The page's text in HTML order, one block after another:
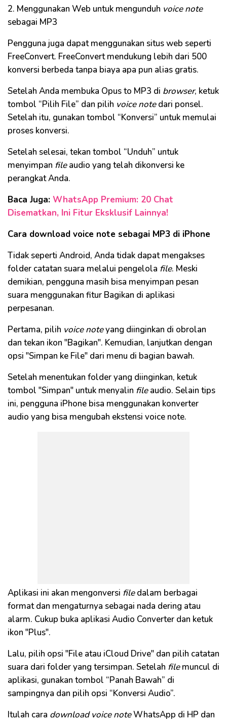
2. Menggunakan Web untuk mengunduh voice note
sebagai MP3
Pengguna juga dapat menggunakan situs web seperti
FreeConvert. FreeConvert mendukung lebih dari 500
konversi berbeda tanpa biaya apa pun alias gratis.
Setelah Anda membuka Opus to MP3 di browser, ketuk
tombol “Pilih File” dan pilih voice notedari ponsel.
Setelah itu, gunakan tombol “Konversi” untuk memulai
proses konversi.
Setelah selesai, tekan tombol “Unduh” untuk
menyimpan fileaudio yang telah dikonversi ke
perangkat Anda.
Baca Juga: WhatsApp Premium: 20 Chat
Disematkan, Ini Fitur Eksklusif Lainnya!
Cara download voice note sebagai MP3 di iPhone
Tidak seperti Android, Anda tidak dapat mengakses
folder catatan suara melalui pengelola file. Meski
demikian, pengguna masih bisa menyimpan pesan
suara menggunakan fitur Bagikan di aplikasi
perpesanan.
Pertama, pilih voice noteyang diinginkan di obrolan
dan tekan ikon "Bagikan". Kemudian, lanjutkan dengan
opsi "Simpan ke File" dari menu di bagian bawah.
Setelah menentukan folder yang diinginkan, ketuk
tombol "Simpan" untuk menyalin fileaudio. Selain tips
ini, pengguna iPhone bisa menggunakan konverter
audio yang bisa mengubah ekstensi voice note.
Aplikasi ini akan mengonversi filedalam berbagai
format dan mengaturnya sebagai nada dering atau
alarm. Cukup buka aplikasi Audio Converter dan ketuk
ikon "Plus".
Lalu, pilih opsi "File atau iCloud Drive" dan pilih catatan
suara dari folder yang tersimpan. Setelah filemuncul di
aplikasi, gunakan tombol “Panah Bawah” di
sampingnya dan pilih opsi “Konversi Audio”.
Itulah cara download voice noteWhatsApp di HP dan